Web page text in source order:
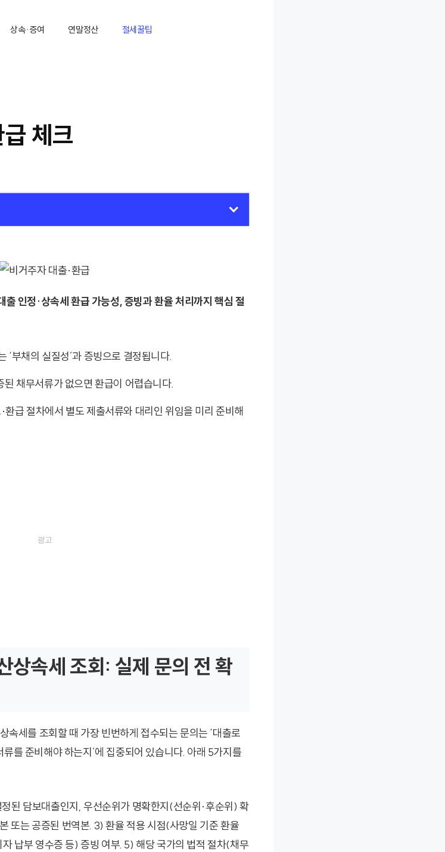
상속·증여 연말정산 절세꿀팁
체크
인정·상속세 환급 가능성, 증빙과 환율 처리까지 핵심 절
‘부채의 실질성’과 증빙으로 결정됩니다.
채무서류가 없으면 환급이 어렵습니다.
급 절차에서 별도 제출서류와 대리인 위임을 미리 준비해
상속세 조회: 실제 문의 전 확
속세를 조회할 때 가장 빈번하게 접수되는 문의는 ‘대출로
류를 준비해야 하는지’에 집중되어 있습니다. 아래 5가지를
된 담보대출인지, 우선순위가 명확한지(선순위·후순위) 확
또는 공증된 번역본. 3) 환율 적용 시점(사망일 기준 환율
납부 영수증 등) 증빙 여부. 5) 해당 국가의 법적 절차(채무